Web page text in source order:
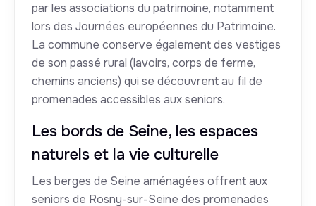
par les associations du patrimoine, notamment
lors des Journées européennes du Patrimoine.
La commune conserve également des vestiges
de son passé rural (lavoirs, corps de ferme,
chemins anciens) qui se découvrent au fil de
promenades accessibles aux seniors.
Les bords de Seine, les espaces
naturels et la vie culturelle
Les berges de Seine aménagées offrent aux
seniors de Rosny-sur-Seine des promenades